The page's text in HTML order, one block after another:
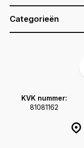
Categorieën
KVK nummer:
81081162